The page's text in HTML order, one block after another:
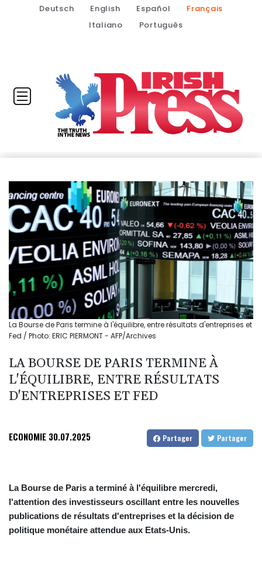
Deutsch English Español
Français
Italiano
Português
La Bourse de Paris termine à l'équilibre, entre résultats d'entreprises et
Fed / Photo: ERIC PIERMONT - AFP/Archives
LA BOURSE DE PARIS TERMINE À
L'ÉQUILIBRE, ENTRE RÉSULTATS
D'ENTREPRISES ET FED
ECONOMIE 30.07.2025 Partager Partager
La Bourse de Paris a terminé à l'équilibre mercredi,
l'attention des investisseurs oscillant entre les nouvelles
publications de résultats d'entreprises et la décision de
politique monétaire attendue aux Etats-Unis.